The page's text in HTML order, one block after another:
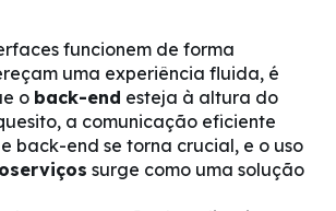
funcionem de forma
uma experiência fluida, é
o back-end esteja à altura do
a comunicação eficiente
back-end se torna crucial, e o uso
surge como uma solução